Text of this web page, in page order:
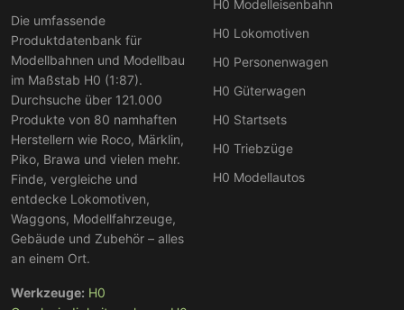
Die umfassende
Produktdatenbank für
Modellbahnen und Modellbau
im Maßstab H0 (1:87).
Durchsuche über 121.000
Produkte von 80 namhaften
Herstellern wie Roco, Märklin,
Piko, Brawa und vielen mehr.
Finde, vergleiche und
entdecke Lokomotiven,
Waggons, Modellfahrzeuge,
Gebäude und Zubehör – alles
an einem Ort.
Werkzeuge: H0
H0 Modelleisenbahn
H0 Lokomotiven
H0 Personenwagen
H0 Güterwagen
H0 Startsets
H0 Triebzüge
H0 Modellautos